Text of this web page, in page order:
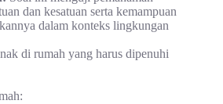
dan kesatuan serta kemampuan
dalam konteks lingkungan
di rumah yang harus dipenuhi